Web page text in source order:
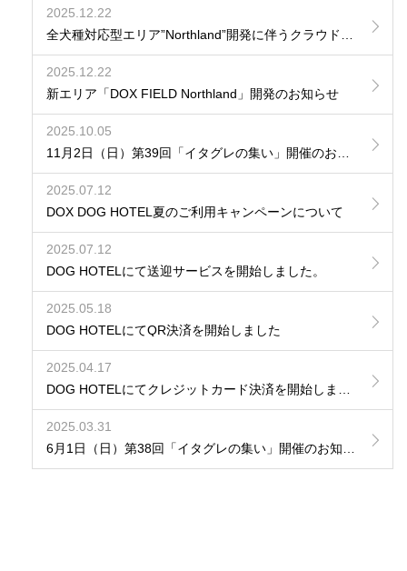
2025.12.22
2025.12.22
新エリア「DOX FIELD Northland」開発のお知らせ
2025.10.05
2025.07.12
DOX DOG HOTEL夏のご利用キャンペーンについて
2025.07.12
DOG HOTELにて送迎サービスを開始しました。
2025.05.18
DOG HOTELにてQR決済を開始しました
2025.04.17
2025.03.31